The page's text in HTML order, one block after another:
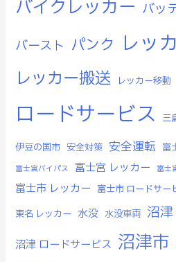
バイクレッカー バッ
バースト パンク レッ
レッカー搬送 レッカー移動
ロードサービス 三
伊豆の国市 安全対策 安全運転 富
富士宮バイパス 富士宮 レッカー 富士
富士市 レッカー 富士市 ロードサー
東名 レッカー 水没 水没車両 沼津
沼津 ロードサービス 沼津市